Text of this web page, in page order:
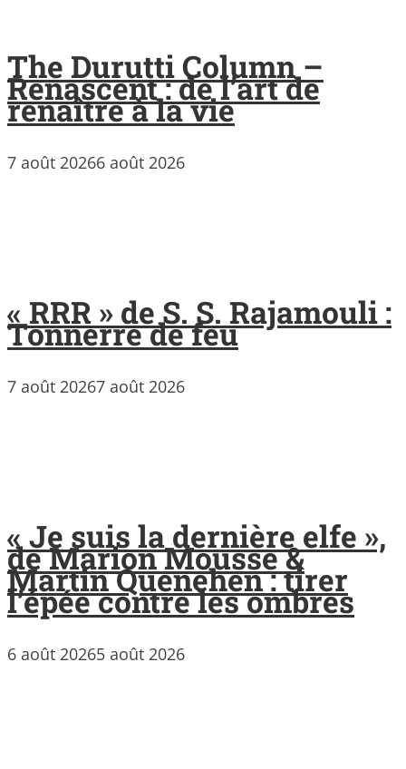
The Durutti Column –
Renascent : de l’art de
renaître à la vie
7 août 20266 août 2026
« RRR » de S. S. Rajamouli :
Tonnerre de feu
7 août 20267 août 2026
« Je suis la dernière elfe »,
de Marion Mousse &
Martin Quenehen : tirer
l’épée contre les ombres
6 août 20265 août 2026